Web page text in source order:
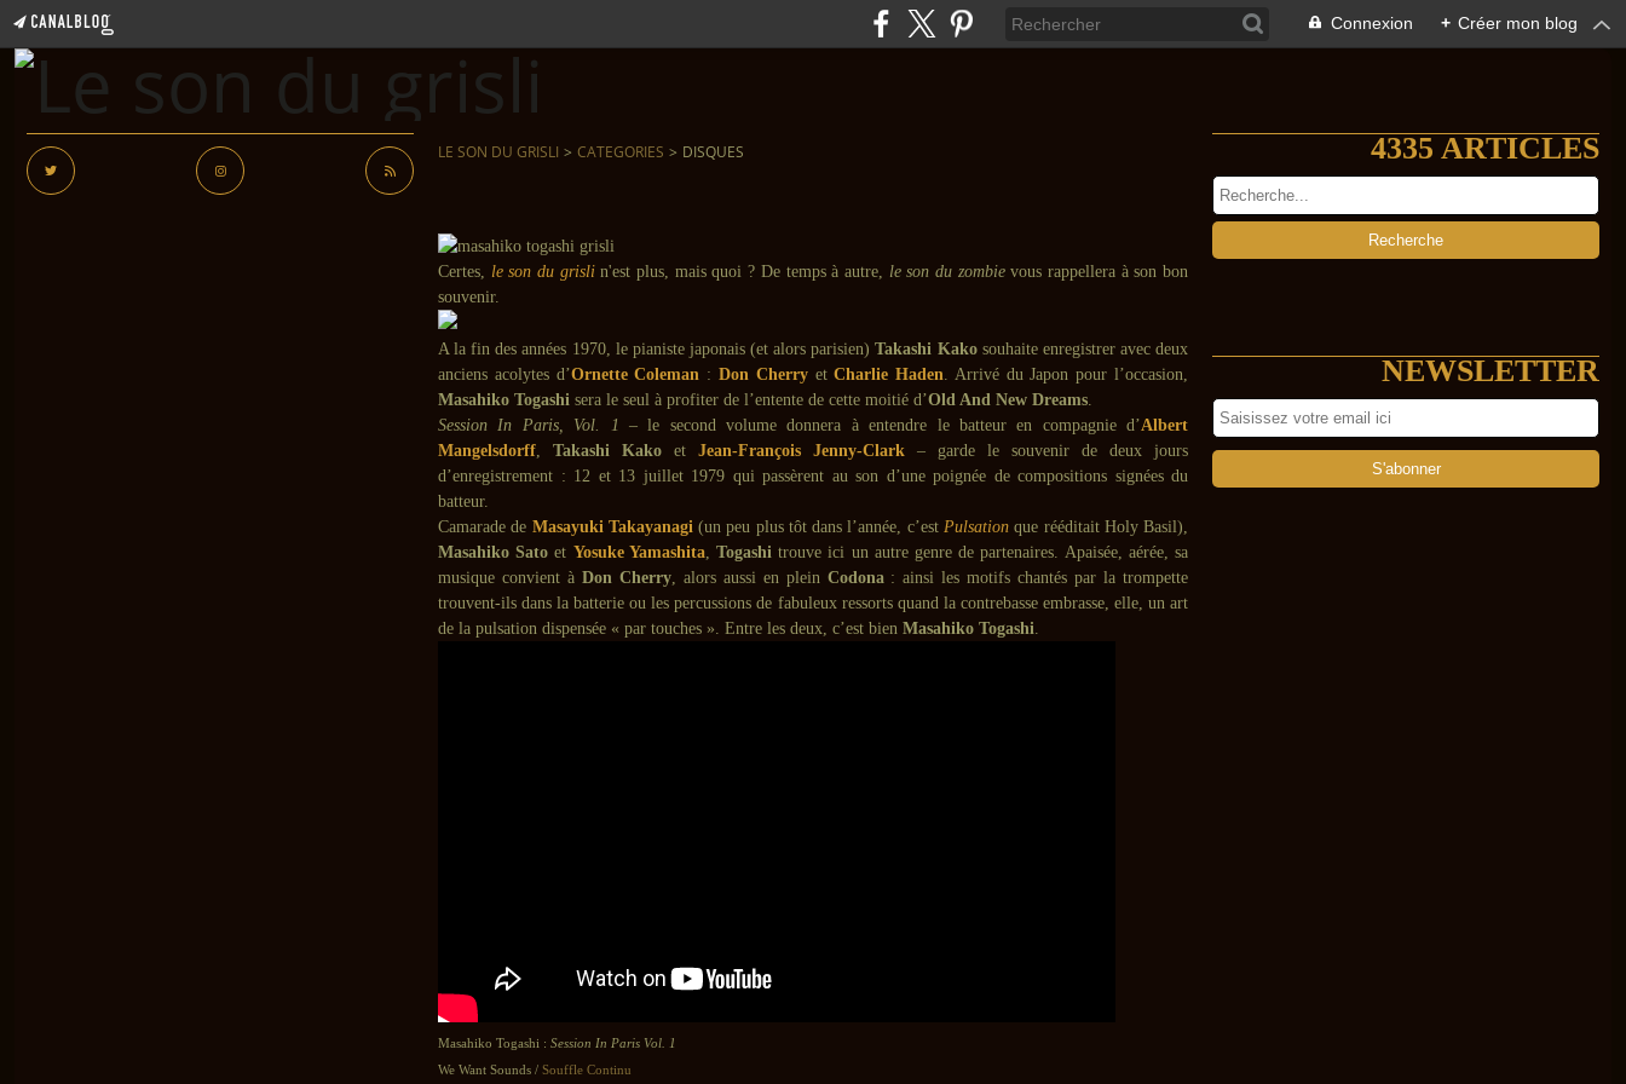
Connexion + Créer mon blog
LE SON DU GRISLI > CATEGORIES > DISQUES
Certes, le son du grislin'est plus, mais quoi ? De temps à autre, le son du zombievous rappellera à son bon
souvenir.
A la fin des années 1970, le pianiste japonais (et alors parisien)Takashi Kakosouhaite enregistrer avec deux
anciens acolytes d’Ornette Coleman : Don CherryetCharlie Haden. Arrivé du Japon pour l’occasion,
Masahiko Togashi sera le seul à profiter de l’entente de cette moitié d’Old And New Dreams.
Session In Paris, Vol. 1 – le second volume donnera à entendre le batteur en compagnie d’Albert
Mangelsdorff, Takashi Kako et Jean-François Jenny-Clark – garde le souvenir de deux jours
d’enregistrement : 12 et 13 juillet 1979 qui passèrent au son d’une poignée de compositions signées du
batteur.
Camarade de Masayuki Takayanagi(un peu plus tôt dans l’année, c’est Pulsation que rééditait Holy Basil),
Masahiko Sato et Yosuke Yamashita,Togashi trouve ici un autre genre de partenaires. Apaisée, aérée, sa
musique convient à Don Cherry, alors aussi en plein Codona : ainsi les motifs chantés par la trompette
trouvent-ils dans la batterie ou les percussions de fabuleux ressorts quand la contrebasse embrasse, elle, un art
de la pulsation dispensée « par touches ». Entre les deux, c’est bien Masahiko Togashi.
Masahiko Togashi : Session In Paris Vol. 1
We Want Sounds / Souffle Continu
4335 ARTICLES
NEWSLETTER